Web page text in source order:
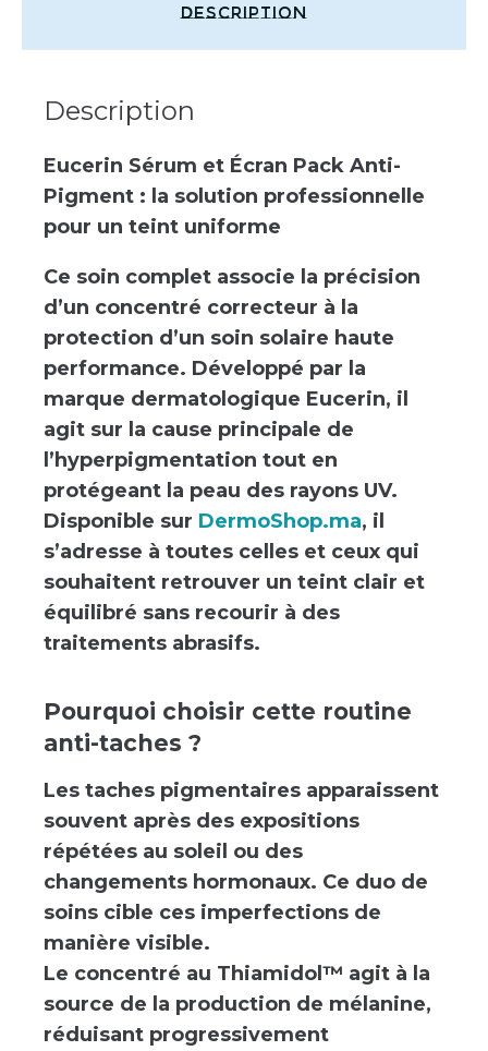
Description
Description
Eucerin Sérum et Écran Pack Anti-
Pigment : la solution professionnelle
pour un teint uniforme
Ce soin complet associe la précision
d’un concentré correcteur à la
protection d’un soin solaire haute
performance. Développé par la
marque dermatologique Eucerin, il
agit sur la cause principale de
l’hyperpigmentation tout en
protégeant la peau des rayons UV.
Disponible sur DermoShop.ma, il
s’adresse à toutes celles et ceux qui
souhaitent retrouver un teint clair et
équilibré sans recourir à des
traitements abrasifs.
Pourquoi choisir cette routine
anti-taches ?
Les taches pigmentaires apparaissent
souvent après des expositions
répétées au soleil ou des
changements hormonaux. Ce duo de
soins cible ces imperfections de
manière visible.
Le concentré au Thiamidol™ agit à la
source de la production de mélanine,
réduisant progressivement